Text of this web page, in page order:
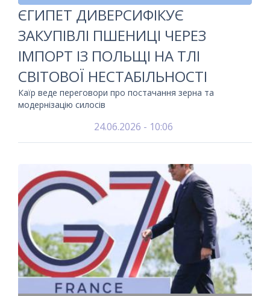
ЄГИПЕТ ДИВЕРСИФІКУЄ
ЗАКУПІВЛІ ПШЕНИЦІ ЧЕРЕЗ
ІМПОРТ ІЗ ПОЛЬЩІ НА ТЛІ
СВІТОВОЇ НЕСТАБІЛЬНОСТІ
Каїр веде переговори про постачання зерна та
модернізацію силосів
24.06.2026 - 10:06